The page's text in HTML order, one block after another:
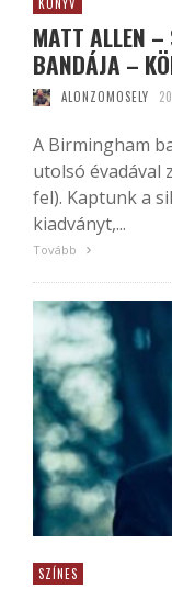
KÖNYV
MATT ALLEN
BANDÁJA –
ALONZOMOSELY
A Birmingham
utolsó évadával
fel). Kaptunk a
kiadványt,...
Tovább
SZÍNES